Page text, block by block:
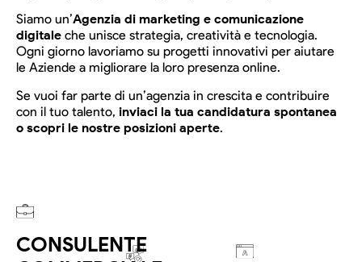
Siamo un’Agenzia di marketing e comunicazione
digitale che unisce strategia, creatività e tecnologia.
Ogni giorno lavoriamo su progetti innovativi per aiutare
le Aziende a migliorare la loro presenza online.
Se vuoi far parte di un’agenzia in crescita e contribuire
con il tuo talento, inviaci la tua candidatura spontanea
o scopri le nostre posizioni aperte.
CONSULENTE